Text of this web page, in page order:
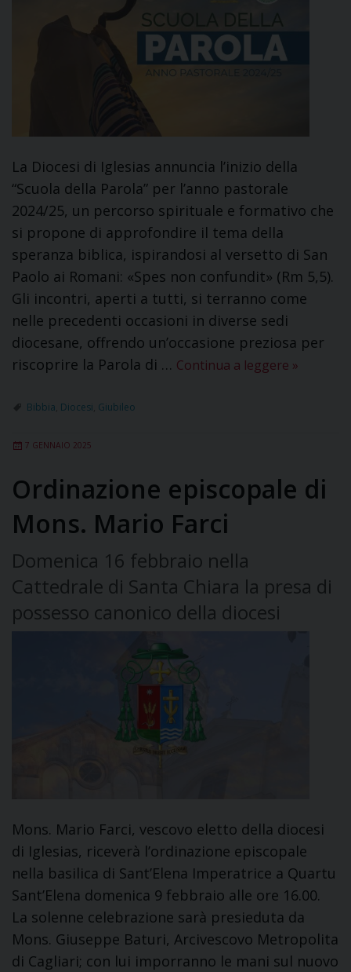
La Diocesi di Iglesias annuncia l’inizio della
“Scuola della Parola” per l’anno pastorale
2024/25, un percorso spirituale e formativo che
si propone di approfondire il tema della
speranza biblica, ispirandosi al versetto di San
Paolo ai Romani: «Spes non confundit» (Rm 5,5).
Gli incontri, aperti a tutti, si terranno come
nelle precedenti occasioni in diverse sedi
diocesane, offrendo un’occasione preziosa per
riscoprire la Parola di … Continua a leggere »
Bibbia Diocesi Giubileo
7 GENNAIO 2025
Ordinazione episcopale di
Mons. Mario Farci
Domenica 16 febbraio nella
Cattedrale di Santa Chiara la presa di
possesso canonico della diocesi
Mons. Mario Farci, vescovo eletto della diocesi
di Iglesias, riceverà l’ordinazione episcopale
nella basilica di Sant’Elena Imperatrice a Quartu
Sant’Elena domenica 9 febbraio alle ore 16.00.
La solenne celebrazione sarà presieduta da
Mons. Giuseppe Baturi, Arcivescovo Metropolita
di Cagliari; con lui imporranno le mani sul nuovo